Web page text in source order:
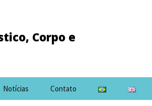
Corpo e
Notícias Contato